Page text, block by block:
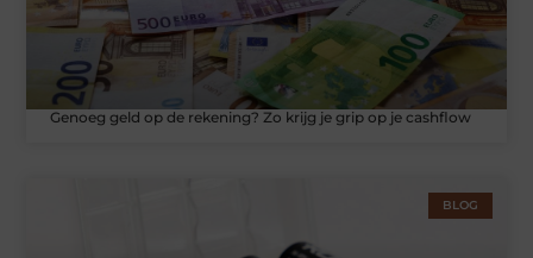
Genoeg geld op de rekening? Zo krijg je grip op je cashflow
BLOG